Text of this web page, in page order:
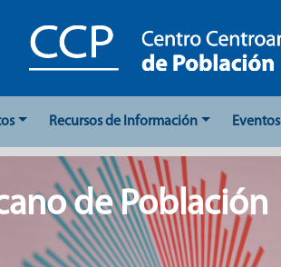
Recursos de Información Eventos
de Población